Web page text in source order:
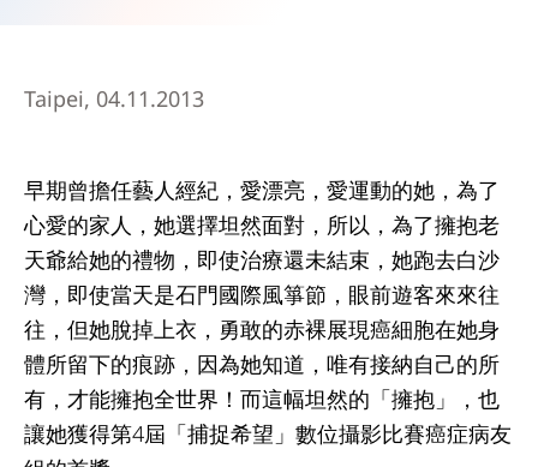
Taipei, 04.11.2013
早期曾擔任藝人經紀，愛漂亮，愛運動的她，為了
心愛的家人，她選擇坦然面對，所以，為了擁抱老
天爺給她的禮物，即使治療還未結束，她跑去白沙
灣，即使當天是石門國際風箏節，眼前遊客來來往
往，但她脫掉上衣，勇敢的赤裸展現癌細胞在她身
體所留下的痕跡，因為她知道，唯有接納自己的所
有，才能擁抱全世界！而這幅坦然的「擁抱」，也
讓她獲得第4屆「捕捉希望」數位攝影比賽癌症病友